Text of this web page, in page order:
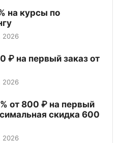
на курсы по
2026
₽ на первый заказ от
2026
от 800 ₽ на первый
скидка 600
2026